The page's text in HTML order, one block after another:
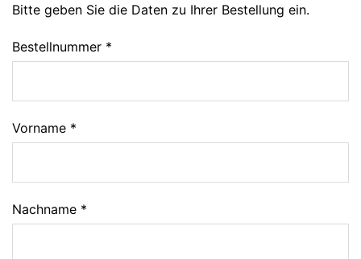
Bitte geben Sie die Daten zu Ihrer Bestellung ein.
Bestellnummer *
Vorname *
Nachname *